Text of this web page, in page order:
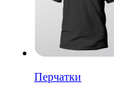
Перчатки